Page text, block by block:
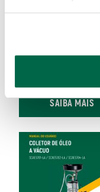
ELEVADOR TESOURA
EMBUTIR - SCAE5502-
SAIBA MAIS